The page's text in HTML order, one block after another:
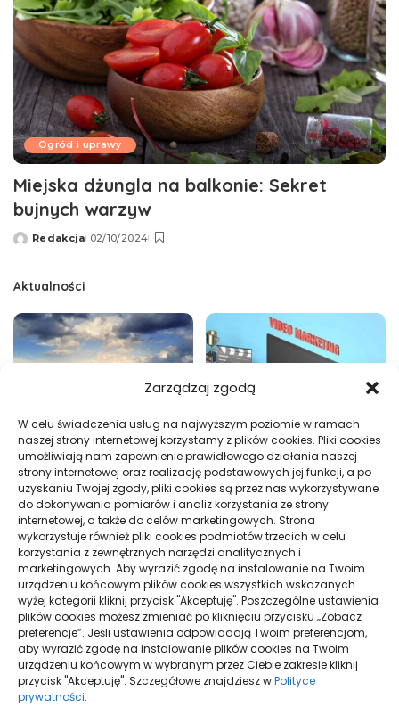
Zarządzaj zgodą
W celu świadczenia usług na najwyższym poziomie w ramach
naszej strony internetowej korzystamy z plików cookies. Pliki cookies
umożliwiają nam zapewnienie prawidłowego działania naszej
strony internetowej oraz realizację podstawowych jej funkcji, a po
uzyskaniu Twojej zgody, pliki cookies są przez nas wykorzystywane
do dokonywania pomiarów i analiz korzystania ze strony
internetowej, a także do celów marketingowych. Strona
wykorzystuje również pliki cookies podmiotów trzecich w celu
korzystania z zewnętrznych narzędzi analitycznych i
marketingowych. Aby wyrazić zgodę na instalowanie na Twoim
urządzeniu końcowym plików cookies wszystkich wskazanych
wyżej kategorii kliknij przycisk "Akceptuję". Poszczególne ustawienia
plików cookies możesz zmieniać po kliknięciu przycisku „Zobacz
preferencje”. Jeśli ustawienia odpowiadają Twoim preferencjom,
aby wyrazić zgodę na instalowanie plików cookies na Twoim
urządzeniu końcowym w wybranym przez Ciebie zakresie kliknij
przycisk "Akceptuję". Szczegółowe znajdziesz wPolityce
prywatności.
Ogród i uprawy
Miejska dżungla na balkonie: Sekret
bujnych warzyw
Wysłany
Redakcja 02/10/2024
Aktualności
Jak obliczyć ograniczenie
prowizji Booking.com
Sklep przed Google Ads i Meta
Ads: wymagania
Brandbook a księga znaku:
różnice i zastosowanie
Barania Góra: który szlak na
pierwsze wejście